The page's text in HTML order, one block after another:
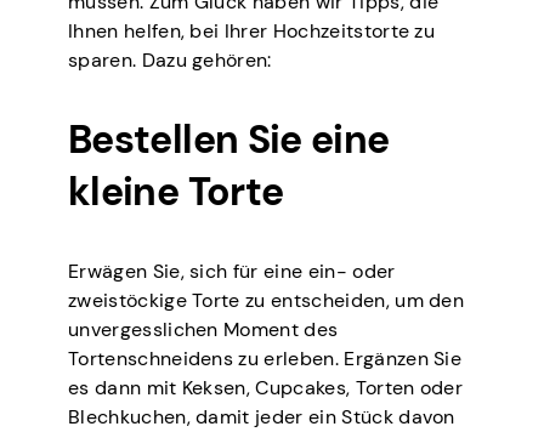
Ihnen helfen, bei Ihrer Hochzeitstorte zu
sparen. Dazu gehören:
Bestellen Sie eine
kleine Torte
Erwägen Sie, sich für eine ein- oder
zweistöckige Torte zu entscheiden, um den
unvergesslichen Moment des
Tortenschneidens zu erleben. Ergänzen Sie
es dann mit Keksen, Cupcakes, Torten oder
Blechkuchen, damit jeder ein Stück davon